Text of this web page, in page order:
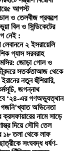
৫ আগস্ট
ও তেলবীজ প্রকল্পে
বিল ও সিন্ডিকেটের
নেই :
লেবাননে ২ ইসরায়েলি
গ্যাস সরবরাহ
জোড়া গোল ও
সতর্কতাআজ থেকে
নতুন হুঁশিয়ারি,
জগন্নাথ
‘২৪-এর গণঅভ্যুত্থান
অভিনেতা
নামে সাড়ে
দিয়ে সৌদি তেল
১৮ তলা থেকে লাফ
সংঘবদ্ধ ধর্ষণ-